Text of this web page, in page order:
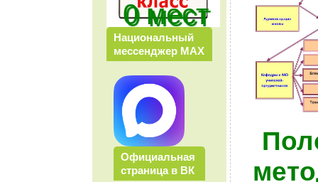
0 мест
Национальный
мессенджер МАХ
Официальная
страница в ВК